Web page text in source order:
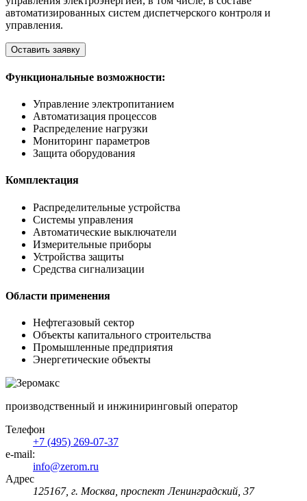
автоматизированных систем диспетчерского контроля и
управления.
Оставить заявку
Функциональные возможности:
Управление электропитанием
Автоматизация процессов
Распределение нагрузки
Мониторинг параметров
Защита оборудования
Комплектация
Распределительные устройства
Системы управления
Автоматические выключатели
Измерительные приборы
Устройства защиты
Средства сигнализации
Области применения
Нефтегазовый сектор
Объекты капитального строительства
Промышленные предприятия
Энергетические объекты
производственный и инжиниринговый оператор
Телефон
+7 (495) 269-07-37
e-mail:
info@zerom.ru
Адрес
125167, г. Москва, проспект Ленинградский, 37